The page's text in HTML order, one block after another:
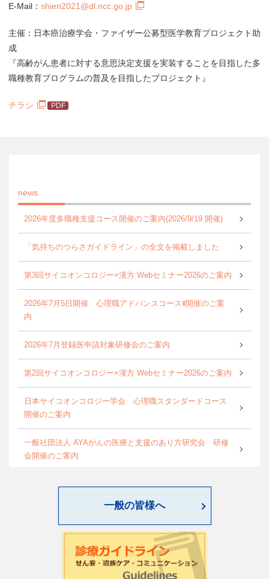
E-Mail： shien2021@dl.ncc.go.jp
主催：日本癌治療学会・ファイザー公募型医学教育プロジェクト助
成
『高齢がん患者に対する意思決定支援を実装することを目指した多
職種教育プログラムの普及を目指したプロジェクト』
チラシ
news
2026年度多職種支援コース開催のご案内(2026/9/19 開催)
「気持ちのつらさガイドライン」の全文を掲載しました
第3回サイコオンコロジー×漢方 Webセミナー2026のご案内
2026年7月5日開催 心理職アドバンスコースⅡ開催のご案
内
2026年7月登録医申請対象研修会のご案内
第2回サイコオンコロジー×漢方 Webセミナー2026のご案内
日本サイコオンコロジー学会 心理職スタンダードコース
開催のご案内
一般社団法人 AYAがんの医療と支援のあり方研究会 研修
会開催のご案内
第4回緩和臨床研究ワークショップのご案内
日本サイコオンコロジー学会「がん領域における認知行動
療法：基本スキル演習」研修会のご案内
一般の皆様へ